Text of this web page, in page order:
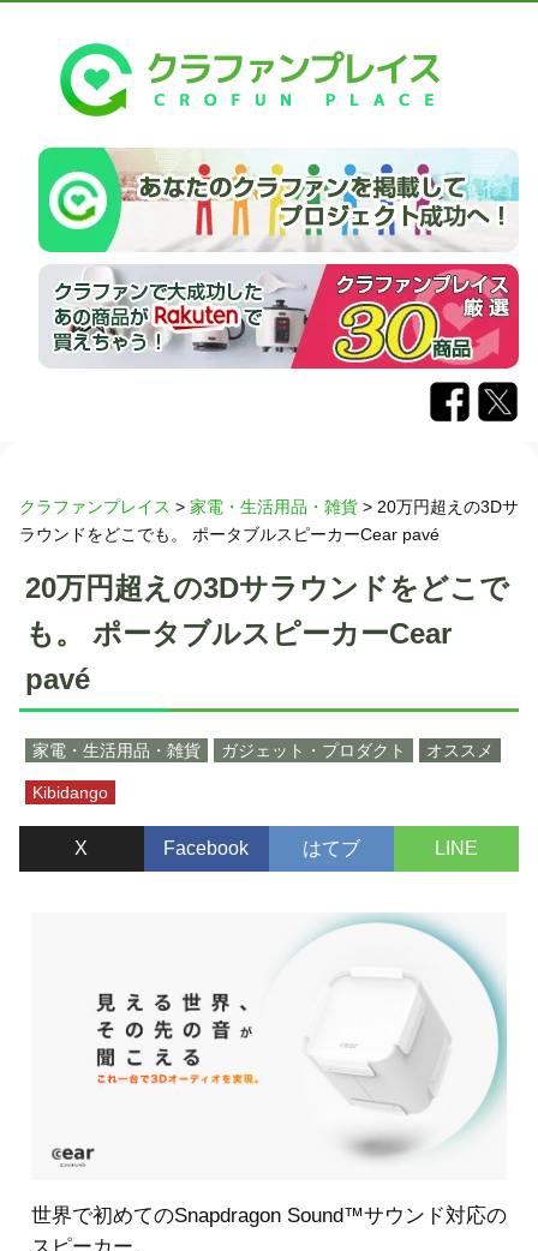
クラファンプレイス > 家電・生活用品・雑貨 > 20万円超えの3Dサ
ラウンドをどこでも。 ポータブルスピーカーCear pavé
20万円超えの3Dサラウンドをどこで
も。 ポータブルスピーカーCear
pavé
家電・生活用品・雑貨 ガジェット・プロダクト オススメ
Kibidango
X Facebook はてブ LINE
世界で初めてのSnapdragon Sound™️サウンド対応の